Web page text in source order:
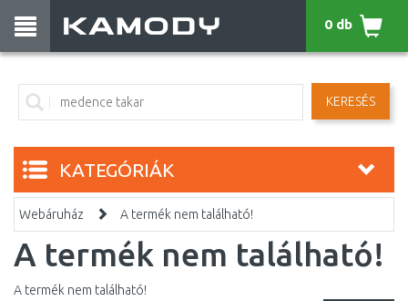
KERESÉS
0 db
KATEGÓRIÁK
Webáruház A termék nem található!
A termék nem található!
A termék nem található!